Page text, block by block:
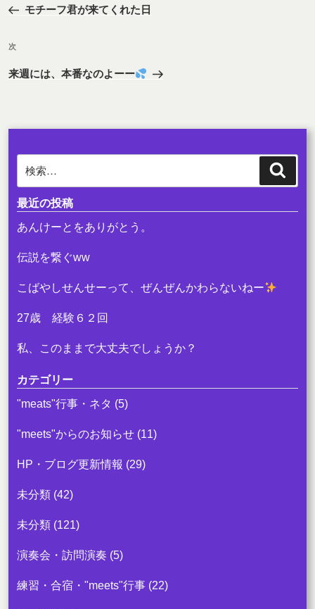
ナ
ゲ
ー
ン
稿
モチーフ君が来てくれた日
次
次
来週には、本番なのよーー
検
最近の投稿
あんけーとをありがとう。
伝説を繋ぐww
こばやしせんせーって、ぜんぜんかわらないねー
27歳 経験６２回
私、このままで大丈夫でしょうか？
カテゴリー
"meats"行事・ネタ (5)
"meets"からのお知らせ (11)
HP・ブログ更新情報 (29)
未分類 (42)
未分類 (121)
演奏会・訪問演奏 (5)
練習・合宿・"meets"行事 (22)